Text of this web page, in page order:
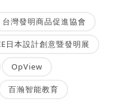
台灣發明商品促進協會
日本設計創意暨發明展
OpView
百瀚智能教育